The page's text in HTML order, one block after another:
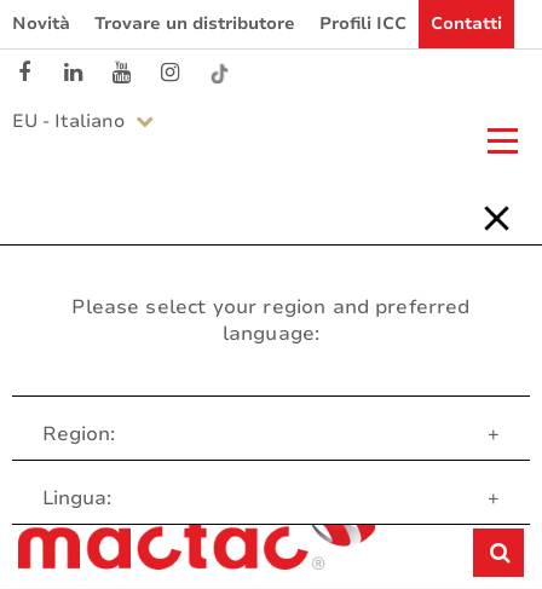
Novità Trovare un distributore Profili ICC Contatti
EU - Italiano
Please select your region and preferred
language:
Region: +
Lingua: +
Servizio clienti